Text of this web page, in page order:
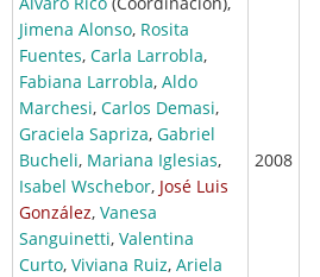
Jimena Alonso, Rosita
Fuentes, Carla Larrobla,
Fabiana Larrobla, Aldo
Marchesi, Carlos Demasi,
Graciela Sapriza, Gabriel
Bucheli, Mariana Iglesias,
Isabel Wschebor, José Luis
González, Vanesa
Sanguinetti, Valentina
Curto, Viviana Ruiz, Ariela
2008